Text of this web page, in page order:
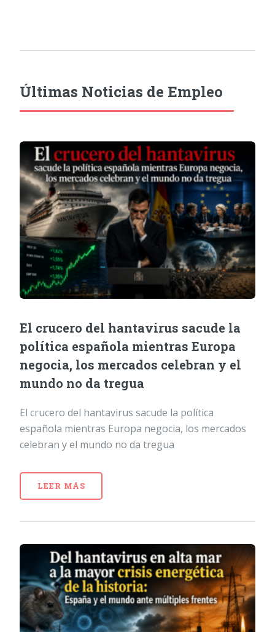
Últimas Noticias de Empleo
El crucero del hantavirus sacude la
política española mientras Europa
negocia, los mercados celebran y el
mundo no da tregua
El crucero del hantavirus sacude la política
española mientras Europa negocia, los mercados
celebran y el mundo no da tregua
LEER MÁS